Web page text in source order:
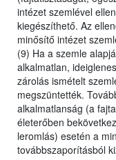
intézet szemlével
kiegészíthető. Az
minősítő intézet
(9) Ha a szemle
alkalmatlan,
zárolás ismételt
megszüntették.
alkalmatlanság (a
életerőben
leromlás) esetén a
továbbszaporításból